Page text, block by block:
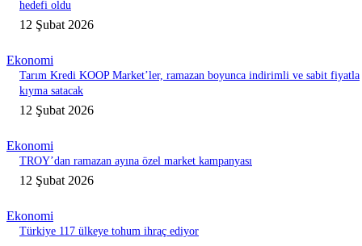
hedefi oldu
12 Şubat 2026
Ekonomi
Tarım Kredi KOOP Market’ler, ramazan boyunca indirimli ve sabit fiyatla
kıyma satacak
12 Şubat 2026
Ekonomi
TROY’dan ramazan ayına özel market kampanyası
12 Şubat 2026
Ekonomi
Türkiye 117 ülkeye tohum ihraç ediyor